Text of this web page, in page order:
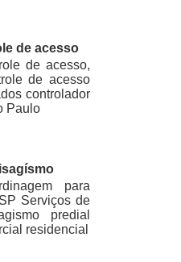
de acesso
de acesso,
de acesso
controlador
Paulo
para
Serviços de
predial
residencial